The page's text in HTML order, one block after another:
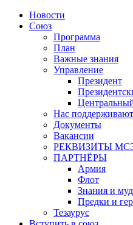
Новости
Союз
Программа
План
Важные знания
Управление
Президент
Нас поддерживают
Документы
Вакансии
РЕКВИЗИТЫ
ПАРТНЁРЫ
Армия
Флот
Знания и
Предки и
Тезаурус